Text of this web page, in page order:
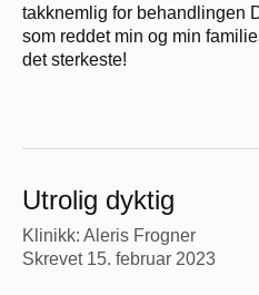
takknemlig for behandlingen
som reddet min og min
det sterkeste!
Utrolig dyktig
Klinikk: Aleris Frogner
Skrevet 15. februar 2023